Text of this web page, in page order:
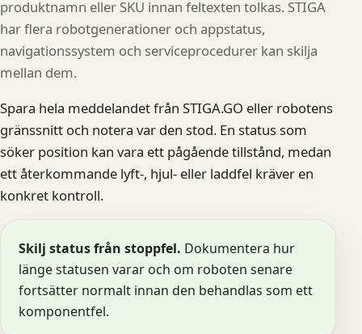
produktnamn eller SKU innan feltexten tolkas. STIGA
har flera robotgenerationer och appstatus,
navigationssystem och serviceprocedurer kan skilja
mellan dem.
Spara hela meddelandet från STIGA.GO eller robotens
gränssnitt och notera var den stod. En status som
söker position kan vara ett pågående tillstånd, medan
ett återkommande lyft-, hjul- eller laddfel kräver en
konkret kontroll.
Skilj status från stoppfel. Dokumentera hur
länge statusen varar och om roboten senare
fortsätter normalt innan den behandlas som ett
komponentfel.